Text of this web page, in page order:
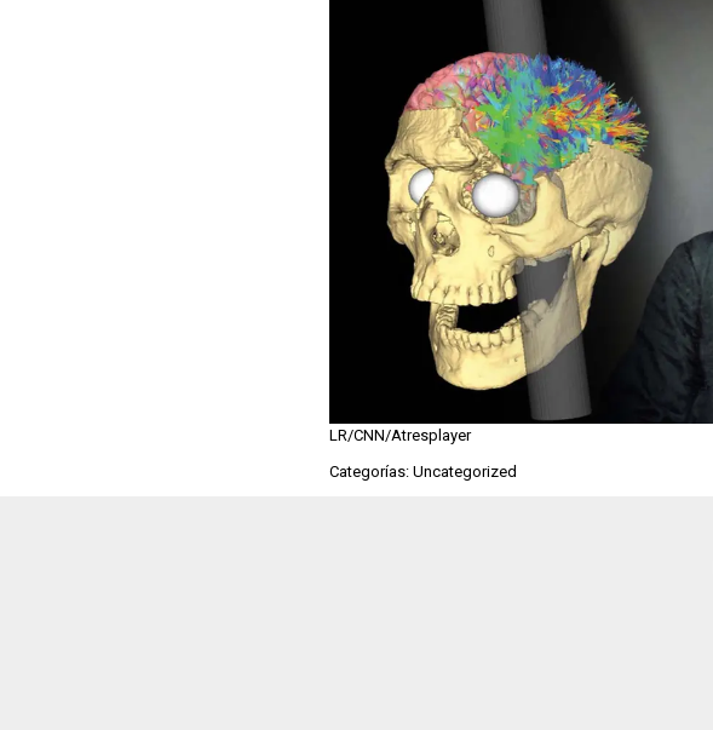
LR/CNN/Atresplayer
Categorías: Uncategorized